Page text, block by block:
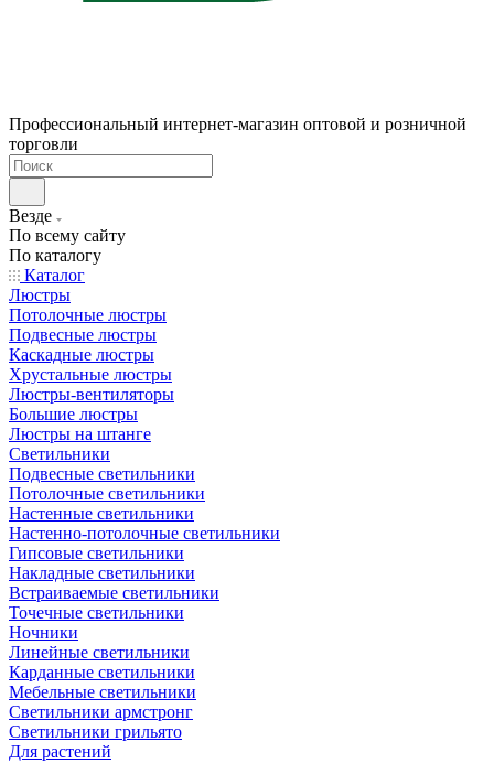
Профессиональный интернет-магазин оптовой и розничной
торговли
Везде
По всему сайту
По каталогу
Каталог
Люстры
Потолочные люстры
Подвесные люстры
Каскадные люстры
Хрустальные люстры
Люстры-вентиляторы
Большие люстры
Люстры на штанге
Светильники
Подвесные светильники
Потолочные светильники
Настенные светильники
Настенно-потолочные светильники
Гипсовые светильники
Накладные светильники
Встраиваемые светильники
Точечные светильники
Ночники
Линейные светильники
Карданные светильники
Мебельные светильники
Светильники армстронг
Светильники грильято
Для растений